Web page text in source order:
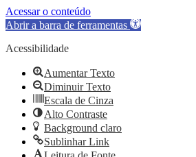
Acessar o conteúdo
Abrir a barra de ferramentas
Acessibilidade
Aumentar Texto
Diminuir Texto
Escala de Cinza
Alto Contraste
Background claro
Sublinhar Link